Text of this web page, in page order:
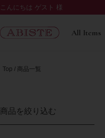
こんにちは ゲスト 様
All Items
Top 商品一覧
商品を絞り込む